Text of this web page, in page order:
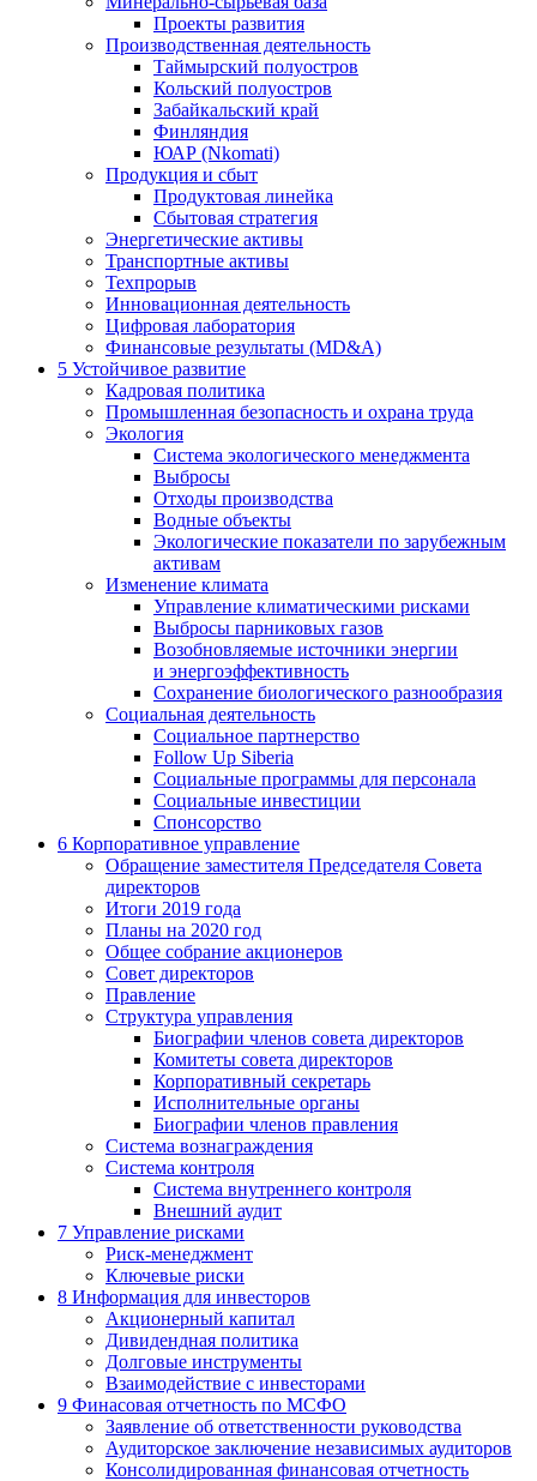
Проекты развития
Производственная деятельность
Таймырский полуостров
Кольский полуостров
Забайкальский край
Финляндия
ЮАР (Nkomati)
Продукция и сбыт
Продуктовая линейка
Сбытовая стратегия
Энергетические активы
Транспортные активы
Техпрорыв
Инновационная деятельность
Цифровая лаборатория
Финансовые результаты (MD&A)
5 Устойчивое развитие
Кадровая политика
Промышленная безопасность и охрана труда
Экология
Система экологического менеджмента
Выбросы
Отходы производства
Водные объекты
Экологические показатели по зарубежным
активам
Изменение климата
Управление климатическими рисками
Выбросы парниковых газов
Возобновляемые источники энергии
и энергоэффективность
Сохранение биологического разнообразия
Социальная деятельность
Социальное партнерство
Follow Up Siberia
Социальные программы для персонала
Социальные инвестиции
Спонсорство
6 Корпоративное управление
Обращение заместителя Председателя Совета
директоров
Итоги 2019 года
Планы на 2020 год
Общее собрание акционеров
Совет директоров
Правление
Структура управления
Биографии членов совета директоров
Комитеты совета директоров
Корпоративный секретарь
Исполнительные органы
Биографии членов правления
Система вознаграждения
Система контроля
Система внутреннего контроля
Внешний аудит
7 Управление рисками
Риск-менеджмент
Ключевые риски
8 Информация для инвесторов
Акционерный капитал
Дивидендная политика
Долговые инструменты
Взаимодействие с инвеcторами
9 Финасовая отчетность по МСФО
Заявление об ответственности руководства
Аудиторское заключение независимых аудиторов
Консолидированная финансовая отчетность